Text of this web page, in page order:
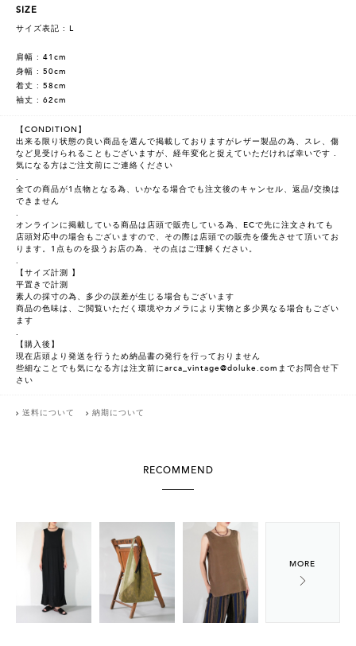
SIZE
サイズ表記 : L
肩幅 : 41cm
身幅 : 50cm
着丈 : 58cm
袖丈 : 62cm
【CONDITION】
出来る限り状態の良い商品を選んで掲載しておりますがレザー製品の為、スレ、傷
など見受けられることもございますが、経年変化と捉えていただければ幸いです .
気になる方はご注文前にご連絡ください
.
全ての商品が1点物となる為、いかなる場合でも注文後のキャンセル、返品/交換は
できません
.
オンラインに掲載している商品は店頭で販売している為、ECで先に注文されても
店頭対応中の場合もございますので、その際は店頭での販売を優先させて頂いてお
ります。1点ものを扱うお店の為、その点はご理解ください。
.
【サイズ計測 】
平置きで計測
素人の採寸の為、多少の誤差が生じる場合もございます
商品の色味は、ご閲覧いただく環境やカメラにより実物と多少異なる場合もござい
ます
.
【購入後】
現在店頭より発送を行うため納品書の発行を行っておりません
些細なことでも気になる方は注文前にarca_vintage@doluke.comまでお問合せ下
さい
送料について 納期について
RECOMMEND